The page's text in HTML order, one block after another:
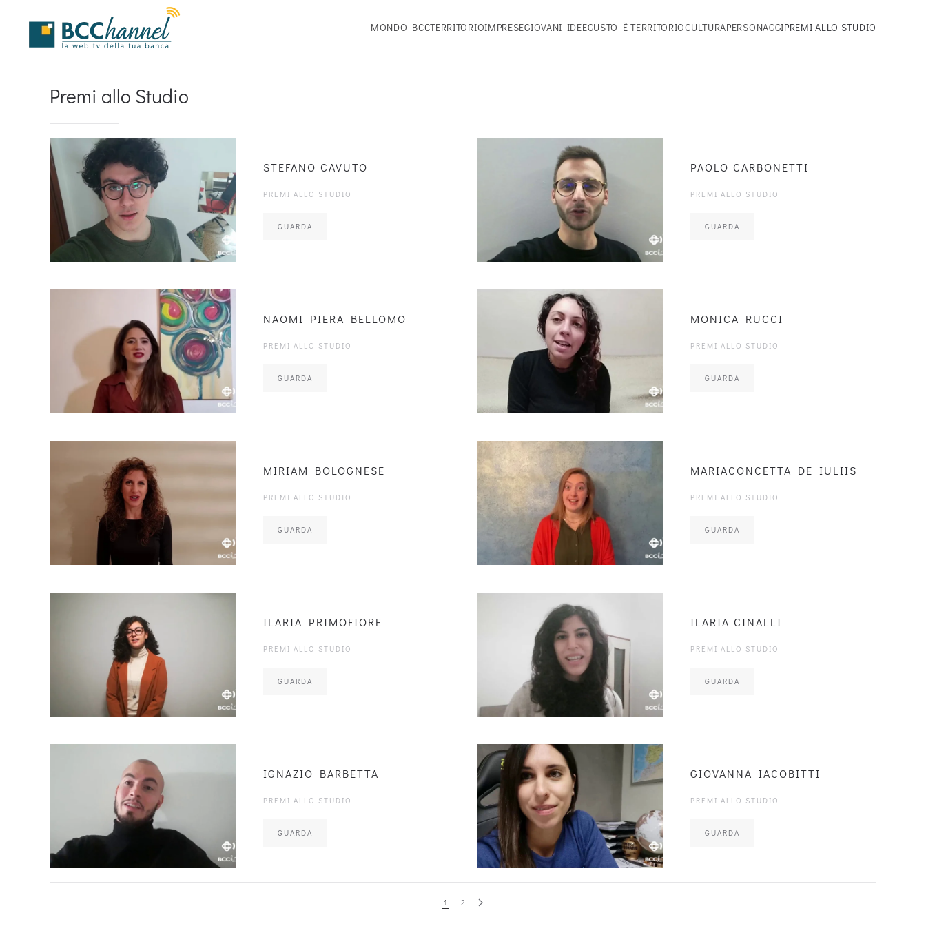
Skip to main content MONDO BCCTERRITORIOIMPRESEGIOVANI IDEEGUSTO È TERRITORIOCULTURAPERSONAGGIPREMI ALLO STUDIO
Premi allo Studio
STEFANO CAVUTO
PREMI ALLO STUDIO
GUARDA
PAOLO CARBONETTI
PREMI ALLO STUDIO
GUARDA
NAOMI PIERA BELLOMO
PREMI ALLO STUDIO
GUARDA
MONICA RUCCI
PREMI ALLO STUDIO
GUARDA
MIRIAM BOLOGNESE
PREMI ALLO STUDIO
GUARDA
MARIACONCETTA DE IULIIS
PREMI ALLO STUDIO
GUARDA
ILARIA PRIMOFIORE
PREMI ALLO STUDIO
GUARDA
ILARIA CINALLI
PREMI ALLO STUDIO
GUARDA
IGNAZIO BARBETTA
PREMI ALLO STUDIO
GUARDA
GIOVANNA IACOBITTI
PREMI ALLO STUDIO
GUARDA
1 2